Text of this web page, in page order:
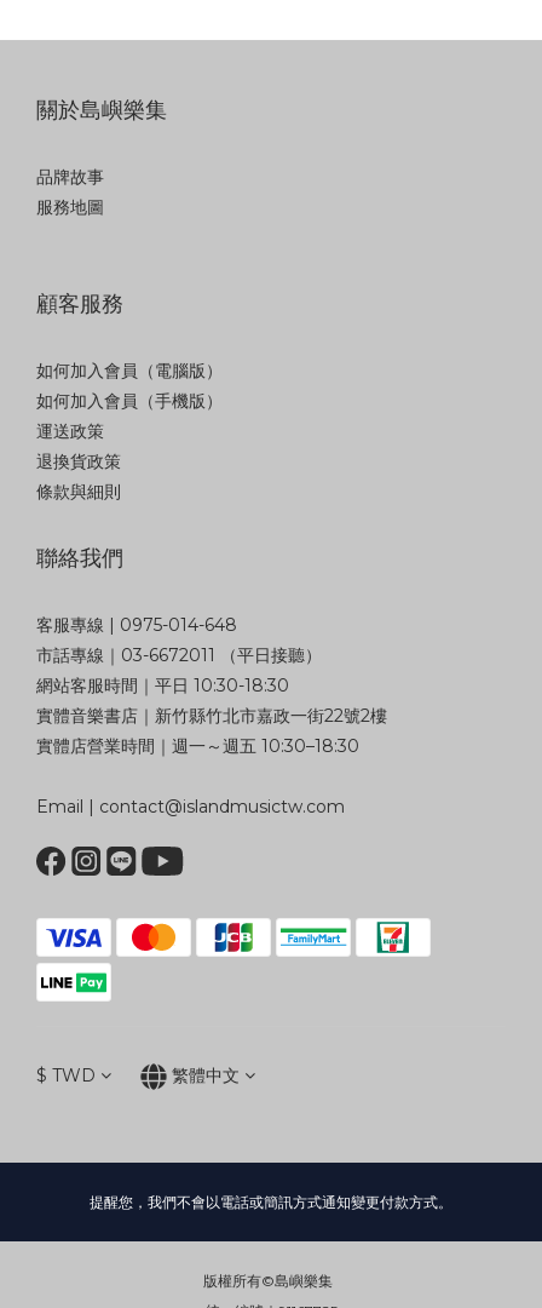
關於島嶼樂集
品牌故事
服務地圖
顧客服務
如何加入會員（電腦版）
如何加入會員（手機版）
運送政策
退換貨政策
條款與細則
聯絡我們
客服專線 | 0975-014-648
市話專線｜03-6672011 （平日接聽）
網站客服時間｜平日 10:30-18:30
實體音樂書店｜新竹縣竹北市嘉政一街22號2樓
實體店營業時間｜週一～週五 10:30–18:30
Email | contact@islandmusictw.com
$ TWD 繁體中文
提醒您，我們不會以電話或簡訊方式通知變更付款方式。
版權所有©島嶼樂集